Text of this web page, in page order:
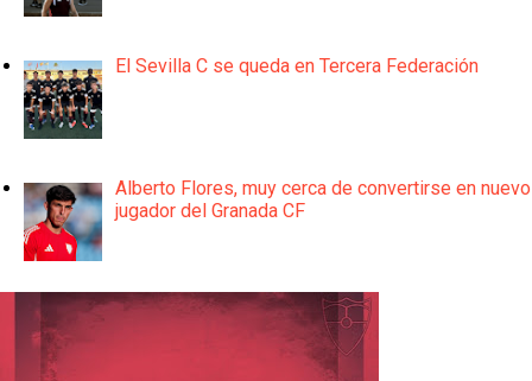
El Sevilla C se queda en Tercera Federación
Alberto Flores, muy cerca de convertirse en nuevo
jugador del Granada CF